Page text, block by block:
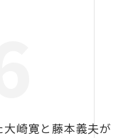
崎寛と藤本義夫が